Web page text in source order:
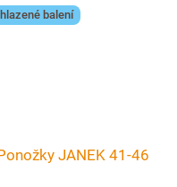
balení
JANEK 41-46